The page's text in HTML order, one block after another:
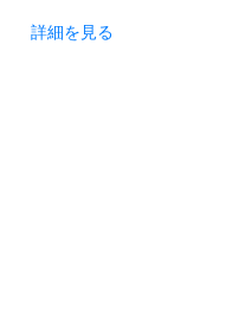
詳細を見る